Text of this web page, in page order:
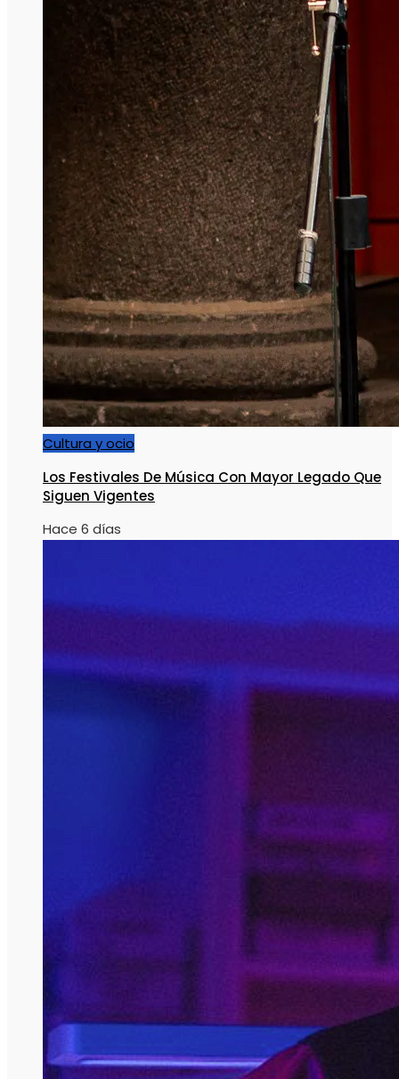
Cultura y ocio
Los Festivales De Música Con Mayor Legado Que
Siguen Vigentes
Hace 6 días